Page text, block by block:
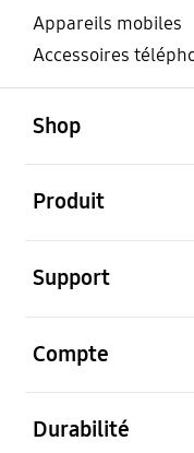
Appareils mobiles
Accessoires
Shop
Produit
Support
Compte
Durabilité